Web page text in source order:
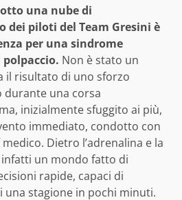
una nube di
dei piloti del Team Gresini è
per una sindrome
Non è stato un
il risultato di uno sforzo
durante una corsa
inizialmente sfuggito ai più,
immediato, condotto con
Dietro l’adrenalina e la
un mondo fatto di
rapide, capaci di
una stagione in pochi minuti.